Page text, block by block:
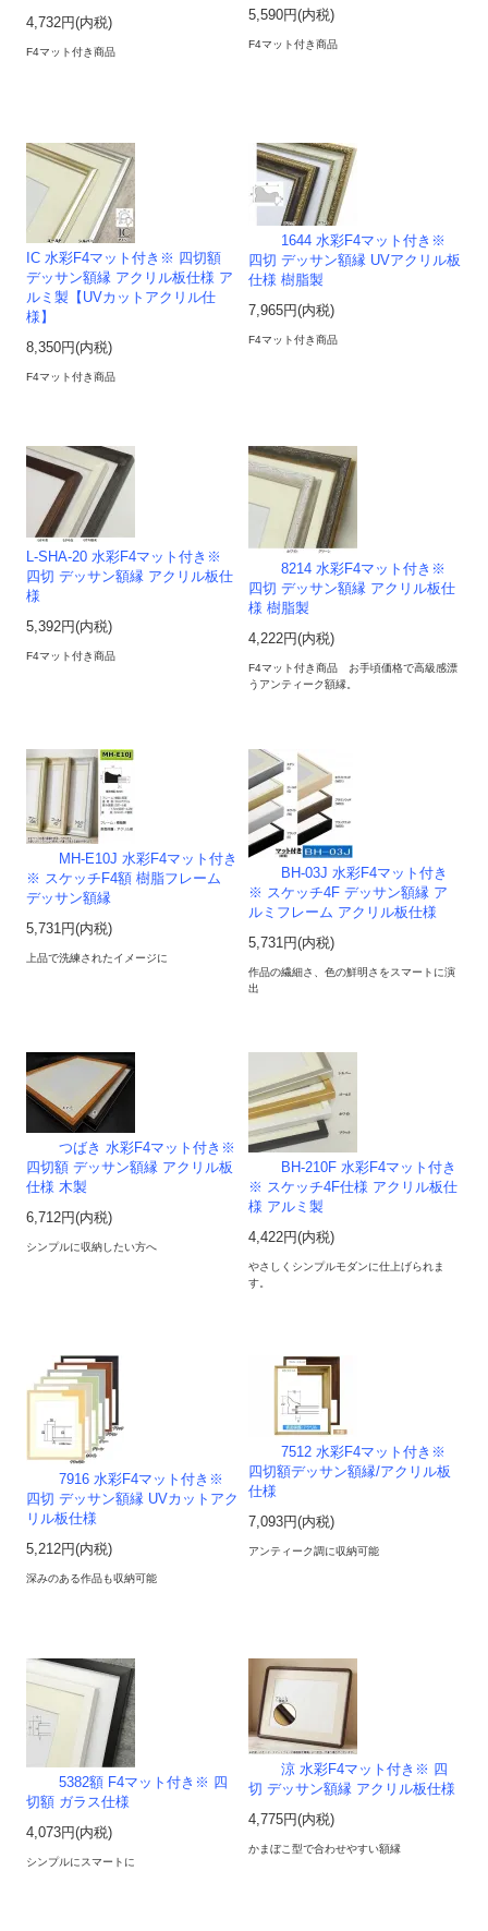
4,732円(内税)
F4マット付き商品
5,590円(内税)
F4マット付き商品
IC 水彩F4マット付き※ 四切額
デッサン額縁 アクリル板仕様 ア
ルミ製【UVカットアクリル仕
様】
8,350円(内税)
F4マット付き商品
1644 水彩F4マット付き※
四切 デッサン額縁 UVアクリル板
仕様 樹脂製
7,965円(内税)
F4マット付き商品
L-SHA-20 水彩F4マット付き※
四切 デッサン額縁 アクリル板仕
様
5,392円(内税)
F4マット付き商品
8214 水彩F4マット付き※
四切 デッサン額縁 アクリル板仕
様 樹脂製
4,222円(内税)
F4マット付き商品 お手頃価格で高級感漂
うアンティーク額縁。
MH-E10J 水彩F4マット付き
※ スケッチF4額 樹脂フレーム
デッサン額縁
5,731円(内税)
上品で洗練されたイメージに
BH-03J 水彩F4マット付き
※ スケッチ4F デッサン額縁 ア
ルミフレーム アクリル板仕様
5,731円(内税)
作品の繊細さ、色の鮮明さをスマートに演
出
つばき 水彩F4マット付き※
四切額 デッサン額縁 アクリル板
仕様 木製
6,712円(内税)
シンプルに収納したい方へ
BH-210F 水彩F4マット付き
※ スケッチ4F仕様 アクリル板仕
様 アルミ製
4,422円(内税)
やさしくシンプルモダンに仕上げられま
す。
7916 水彩F4マット付き※
四切 デッサン額縁 UVカットアク
リル板仕様
5,212円(内税)
深みのある作品も収納可能
7512 水彩F4マット付き※
四切額デッサン額縁/アクリル板
仕様
7,093円(内税)
アンティーク調に収納可能
5382額 F4マット付き※ 四
切額 ガラス仕様
4,073円(内税)
シンプルにスマートに
涼 水彩F4マット付き※ 四
切 デッサン額縁 アクリル板仕様
4,775円(内税)
かまぼこ型で合わせやすい額縁